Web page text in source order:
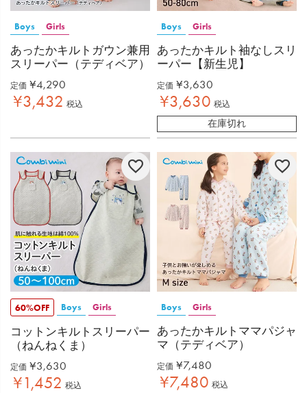
Boys Girls
あったかキルトガウン兼用
スリーパー（テディベア）
定価 ¥4,290
¥3,432 税込
Boys Girls
あったかキルト袖なしスリ
ーパー【新生児】
定価 ¥3,630
¥3,630 税込
在庫切れ
60%OFF Boys Girls
コットンキルトスリーパー
（ねんねくま）
定価 ¥3,630
¥1,452 税込
Boys Girls
あったかキルトママパジャ
マ（テディベア）
定価 ¥7,480
¥7,480 税込